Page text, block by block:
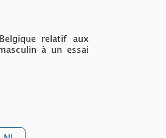
relatif aux
à un essai